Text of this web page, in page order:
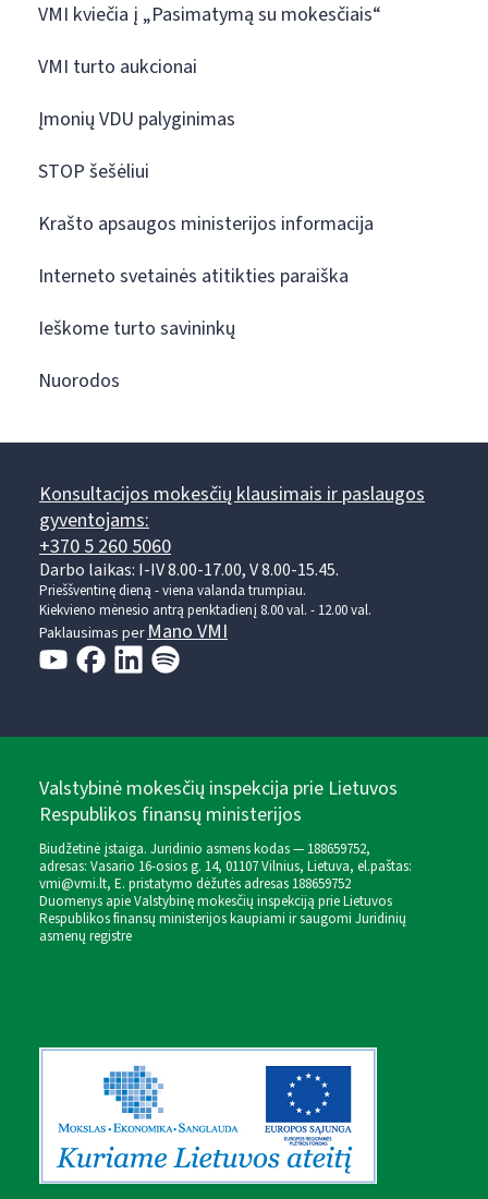
VMI kviečia į „Pasimatymą su mokesčiais“
VMI turto aukcionai
Įmonių VDU palyginimas
STOP šešėliui
Krašto apsaugos ministerijos informacija
Interneto svetainės atitikties paraiška
Ieškome turto savininkų
Nuorodos
Konsultacijos mokesčių klausimais ir paslaugos
gyventojams:
+370 5 260 5060
Darbo laikas: I-IV 8.00-17.00, V 8.00-15.45.
Prieššventinę dieną - viena valanda trumpiau.
Kiekvieno mėnesio antrą penktadienį 8.00 val. - 12.00 val.
Paklausimas perMano VMI
Valstybinė mokesčių inspekcija prie Lietuvos
Respublikos finansų ministerijos
Biudžetinė įstaiga. Juridinio asmens kodas — 188659752,
adresas: Vasario 16-osios g. 14, 01107 Vilnius, Lietuva, el.paštas:
vmi@vmi.lt, E. pristatymo dėžutės adresas 188659752
Duomenys apie Valstybinę mokesčių inspekciją prie Lietuvos
Respublikos finansų ministerijos kaupiami ir saugomi Juridinių
asmenų registre